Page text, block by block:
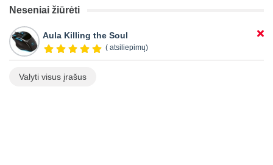
Neseniai žiūrėti
Aula Killing the Soul
( atsiliepimų)
Valyti visus įrašus